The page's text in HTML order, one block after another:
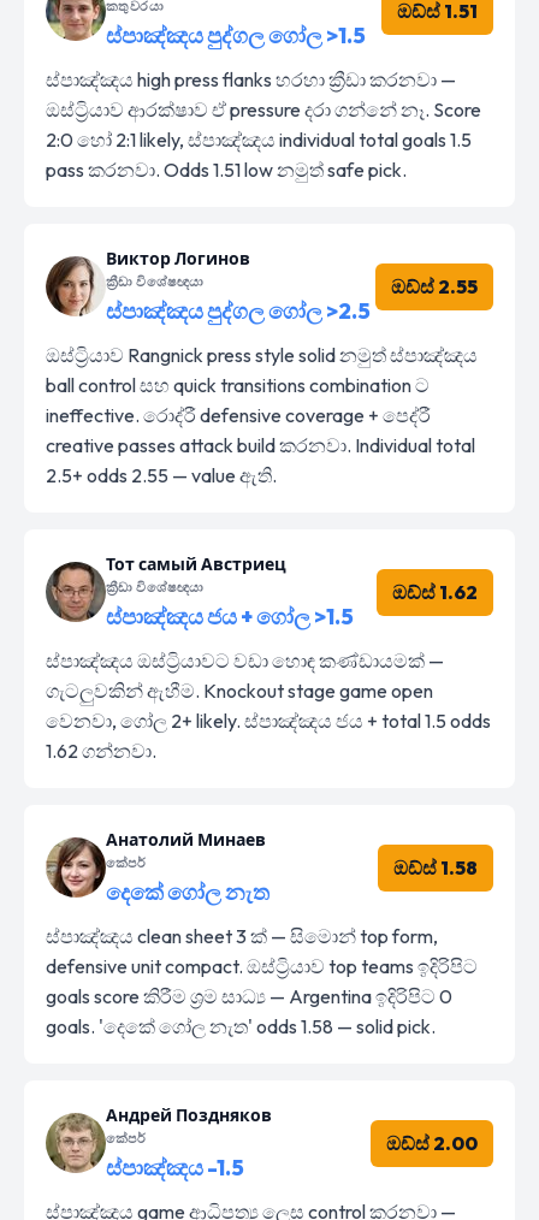
කතුවරයා
ස්පාඤ්ඤය පුද්ගල ගෝල >1.5
ඔඩ්ස් 1.51
ස්පාඤ්ඤය high press flanks හරහා ක්‍රීඩා කරනවා —
ඔස්ට්‍රියාව ආරක්ෂාව ඒ pressure දරා ගන්නේ නෑ. Score
2:0 හෝ 2:1 likely, ස්පාඤ්ඤය individual total goals 1.5
pass කරනවා. Odds 1.51 low නමුත් safe pick.
Виктор Логинов
ක්‍රීඩා විශේෂඥයා
ස්පාඤ්ඤය පුද්ගල ගෝල >2.5
ඔඩ්ස් 2.55
ඔස්ට්‍රියාව Rangnick press style solid නමුත් ස්පාඤ්ඤය
ball control සහ quick transitions combination ට
ineffective. රොද්රී defensive coverage + පෙද්රී
creative passes attack build කරනවා. Individual total
2.5+ odds 2.55 — value ඇති.
Тот самый Австриец
ක්‍රීඩා විශේෂඥයා
ස්පාඤ්ඤය ජය + ගෝල >1.5
ඔඩ්ස් 1.62
ස්පාඤ්ඤය ඔස්ට්‍රියාවට වඩා හොඳ කණ්ඩායමක් —
ගැටලුවකින් ඇහීම. Knockout stage game open
වෙනවා, ගෝල 2+ likely. ස්පාඤ්ඤය ජය + total 1.5 odds
1.62 ගන්නවා.
Анатолий Минаев
කේපර්
දෙකේ ගෝල නැත
ඔඩ්ස් 1.58
ස්පාඤ්ඤය clean sheet 3 ක් — සිමොන් top form,
defensive unit compact. ඔස්ට්‍රියාව top teams ඉදිරිපිට
goals score කිරීම ශ්‍රම සාධ්‍ය — Argentina ඉදිරිපිට 0
goals. 'දෙකේ ගෝල නැත' odds 1.58 — solid pick.
Андрей Поздняков
කේපර්
ස්පාඤ්ඤය -1.5
ඔඩ්ස් 2.00
ස්පාඤ්ඤය game ආධිපත්‍ය ලෙස control කරනවා —